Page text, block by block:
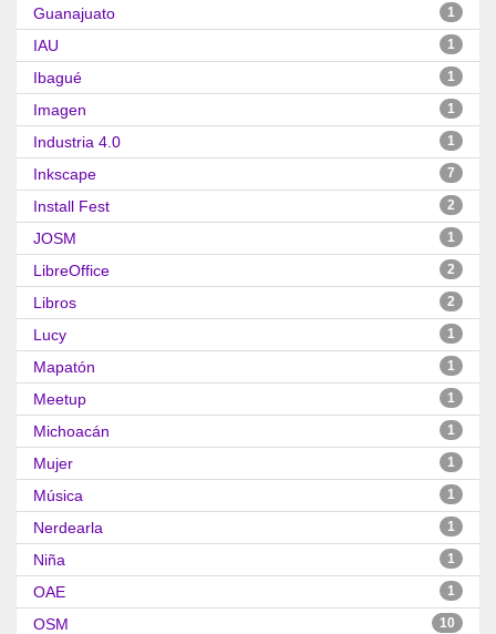
Guanajuato 1
IAU 1
Ibagué 1
Imagen 1
Industria 4.0 1
Inkscape 7
Install Fest 2
JOSM 1
LibreOffice 2
Libros 2
Lucy 1
Mapatón 1
Meetup 1
Michoacán 1
Mujer 1
Música 1
Nerdearla 1
Niña 1
OAE 1
OSM 10